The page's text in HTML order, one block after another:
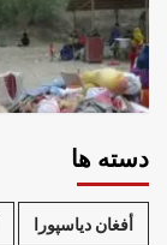
دسته ها
أفغان دیاسپورا